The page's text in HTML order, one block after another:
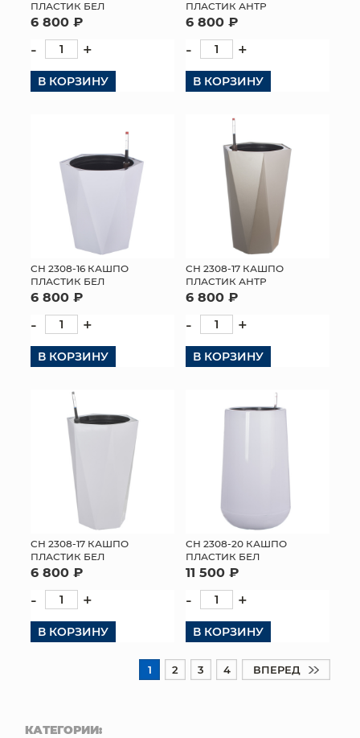
ПЛАСТИК БЕЛ
6 800 ₽
- +
В КОРЗИНУ
ПЛАСТИК АНТР
6 800 ₽
- +
В КОРЗИНУ
СН 2308-16 КАШПО
ПЛАСТИК БЕЛ
6 800 ₽
- +
В КОРЗИНУ
СН 2308-17 КАШПО
ПЛАСТИК АНТР
6 800 ₽
- +
В КОРЗИНУ
СН 2308-17 КАШПО
ПЛАСТИК БЕЛ
6 800 ₽
- +
В КОРЗИНУ
СН 2308-20 КАШПО
ПЛАСТИК БЕЛ
11 500 ₽
- +
В КОРЗИНУ
1 2 3 4 ВПЕРЕД
КАТЕГОРИИ: